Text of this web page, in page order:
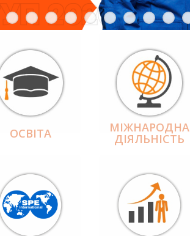
ОСВІТА МІЖНАРОДНА
ДІЯЛЬНІCТЬ